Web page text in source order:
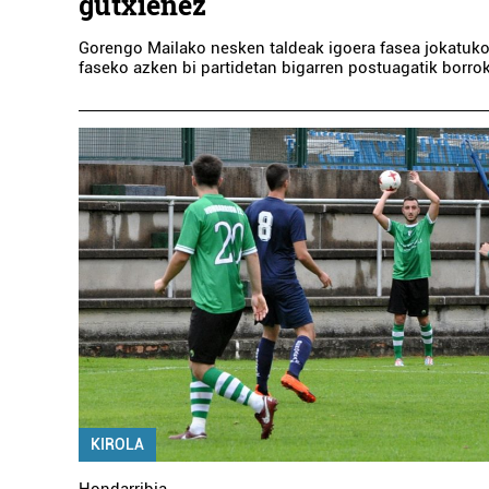
Gorengo Mailako nesken taldeak igoera fasea
faseko azken bi partidetan bigarren postuagatik
KIROLA